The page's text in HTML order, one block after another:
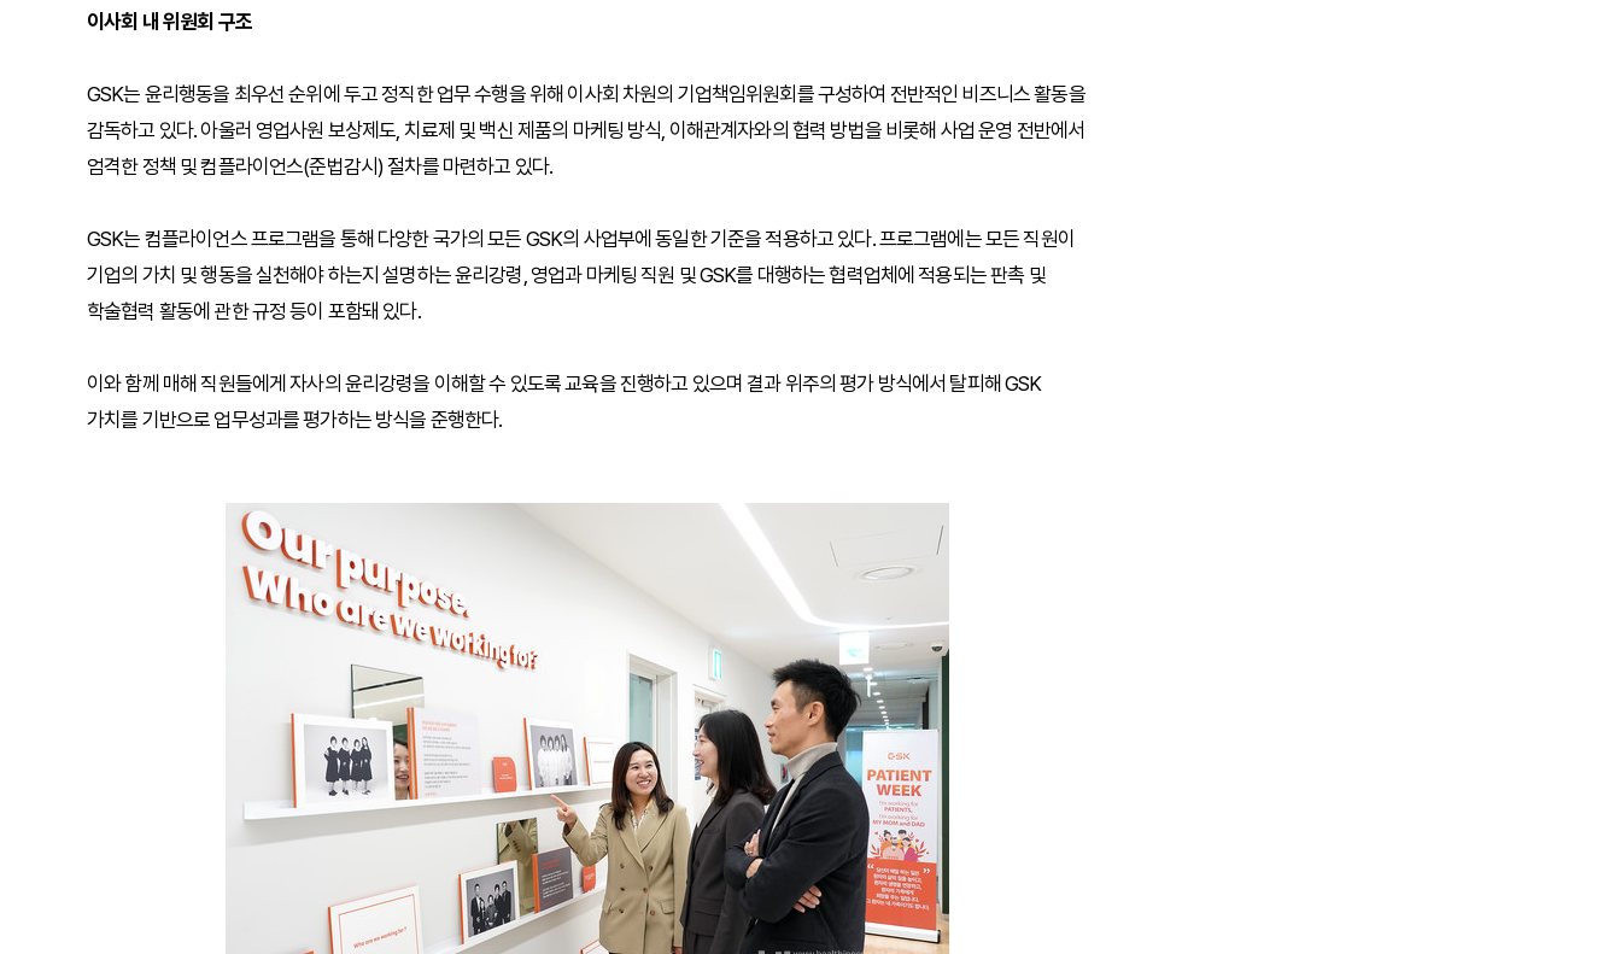
이사회 내 위원회 구조
GSK는 윤리행동을 최우선 순위에 두고 정직한 업무 수행을 위해 이사회 차원의 기업책임위원회를 구성하여 전반적인 비즈니스 활동을
감독하고 있다. 아울러 영업사원 보상제도, 치료제 및 백신 제품의 마케팅 방식, 이해관계자와의 협력 방법을 비롯해 사업 운영 전반에서
엄격한 정책 및 컴플라이언스(준법감시) 절차를 마련하고 있다.
GSK는 컴플라이언스 프로그램을 통해 다양한 국가의 모든 GSK의 사업부에 동일한 기준을 적용하고 있다. 프로그램에는 모든 직원이
기업의 가치 및 행동을 실천해야 하는지 설명하는 윤리강령, 영업과 마케팅 직원 및 GSK를 대행하는 협력업체에 적용되는 판촉 및
학술협력 활동에 관한 규정 등이 포함돼 있다.
이와 함께 매해 직원들에게 자사의 윤리강령을 이해할 수 있도록 교육을 진행하고 있으며 결과 위주의 평가 방식에서 탈피해 GSK
가치를 기반으로 업무성과를 평가하는 방식을 준행한다.